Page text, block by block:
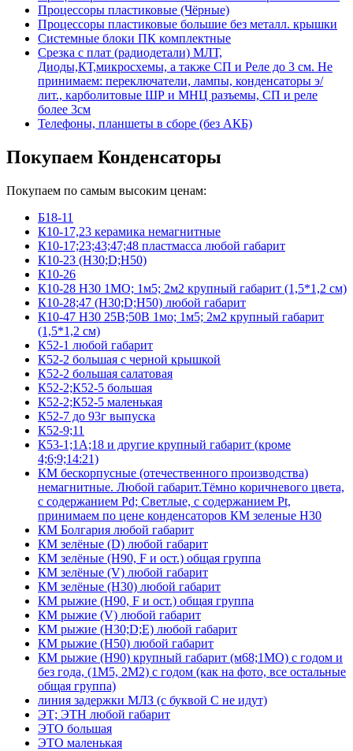
Процессоры пластиковые (Чёрные)
Процессоры пластиковые большие без металл. крышки
Системные блоки ПК комплектные
Срезка с плат (радиодетали) МЛТ,
Диоды,КТ,микросхемы, а также СП и Реле до 3 см. Не
принимаем: переключатели, лампы, конденсаторы э/
лит., карболитовые ШР и МНЦ разъемы, СП и реле
более 3см
Телефоны, планшеты в сборе (без АКБ)
Покупаем Конденсаторы
Покупаем по самым высоким ценам:
Б18-11
К10-17,23 керамика немагнитные
К10-17;23;43;47;48 пластмасса любой габарит
К10-23 (Н30;D;Н50)
К10-26
К10-28 Н30 1МО; 1м5; 2м2 крупный габарит (1,5*1,2 см)
К10-28;47 (Н30;D;Н50) любой габарит
К10-47 Н30 25В;50В 1мо; 1м5; 2м2 крупный габарит
(1,5*1,2 см)
К52-1 любой габарит
К52-2 большая с черной крышкой
К52-2 большая салатовая
К52-2;К52-5 большая
К52-2;К52-5 маленькая
К52-7 до 93г выпуска
К52-9;11
К53-1;1А;18 и другие крупный габарит (кроме
4;6;9;14:21)
КМ бескорпусные (отечественного производства)
немагнитные. Любой габарит.Тёмно коричневого цвета,
с содержанием Pd; Светлые, с содержанием Pt,
принимаем по цене конденсаторов КМ зеленые Н30
КМ Болгария любой габарит
КМ зелёные (D) любой габарит
КМ зелёные (H90, F и ост.) общая группа
КМ зелёные (V) любой габарит
КМ зелёные (Н30) любой габарит
КМ рыжие (H90, F и ост.) общая группа
КМ рыжие (V) любой габарит
КМ рыжие (Н30;D;E) любой габарит
КМ рыжие (Н50) любой габарит
КМ рыжие (Н90) крупный габарит (м68;1МО) с годом и
без года, (1М5, 2М2) с годом (как на фото, все остальные
общая группа)
линия задержки МЛЗ (с буквой С не идут)
ЭТ; ЭТН любой габарит
ЭТО большая
ЭТО маленькая